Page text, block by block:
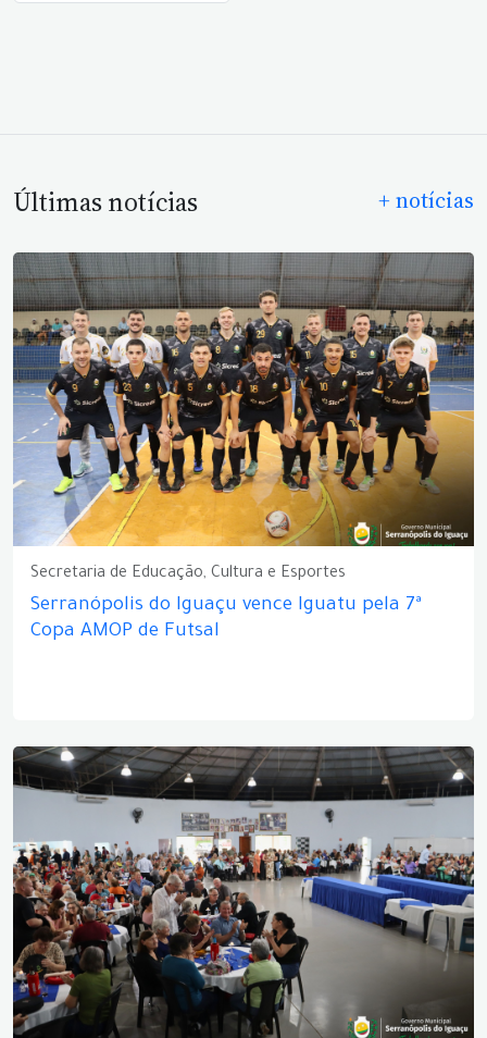
Últimas notícias + notícias
Secretaria de Educação, Cultura e Esportes
Serranópolis do Iguaçu vence Iguatu pela 7ª
Copa AMOP de Futsal